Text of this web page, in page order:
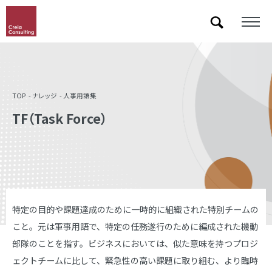
「&」などの記号を含むキーワードで検索した際に検索結果が正しく表示されない場合があります。
その場合は記号に続いて半角スペースを挿入して検索し直してください。
TOP ナレッジ 人事用語集
TF（Task Force）
特定の目的や課題達成のために一時的に組織された特別チームの
こと。元は軍事用語で、特定の任務遂行のために編成された機動
部隊のことを指す。ビジネスにおいては、似た意味を持つプロジ
ェクトチームに比して、緊急性の高い課題に取り組む、より臨時